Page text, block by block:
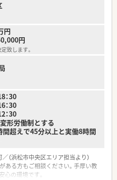
る大手調剤薬局チェーンであり、地
切にしています。
ル事業を手掛けており、業界トップ
療モールを展開しています。
による新規出店を積極的に進めるこ
取り組めます。
く、のびのびと成長できる環境を意
やすいと評判です。
決め手に「薬局の雰囲気の良さ」を
係が築かれています。
円
円
致します。
：30
30
30
形労働制とする
超えで45分以上と実働8時間
（浜松市中央区エリア担当より）
ある方もご相談ください。手厚い教
の環境です。